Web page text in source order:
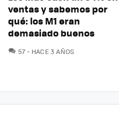
ventas y sabemos por
qué: los M1 eran
demasiado buenos
57COMENTARIOS
HACE 3 AÑOS